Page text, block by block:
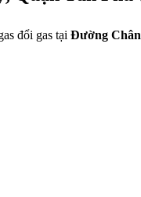
đổi gas tại Đường